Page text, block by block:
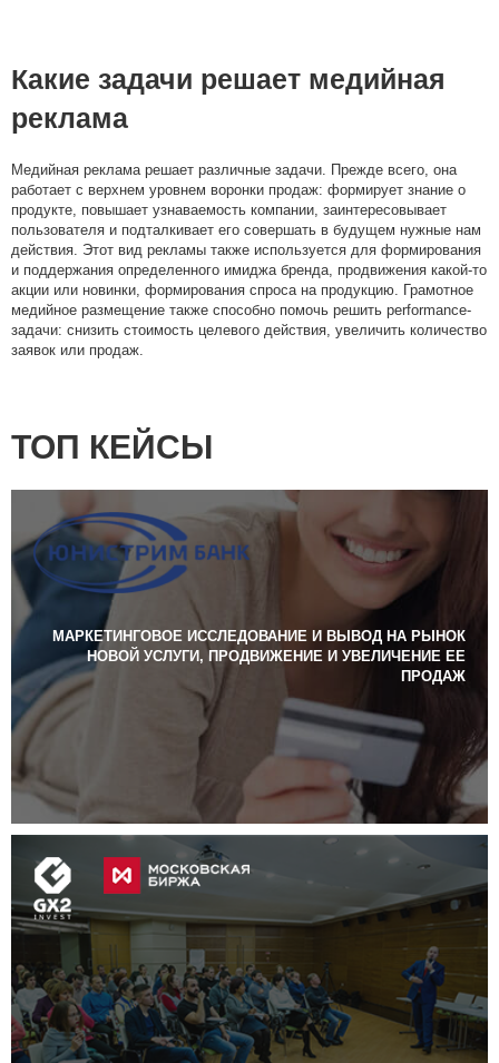
Брендформанс-маркетинг
OLV‑реклама
Какие задачи решает медийная
реклама
Медийная реклама решает различные задачи. Прежде всего, она
работает с верхнем уровнем воронки продаж: формирует знание о
продукте, повышает узнаваемость компании, заинтересовывает
пользователя и подталкивает его совершать в будущем нужные нам
действия. Этот вид рекламы также используется для формирования
и поддержания определенного имиджа бренда, продвижения какой-то
акции или новинки, формирования спроса на продукцию. Грамотное
медийное размещение также способно помочь решить performance-
задачи: снизить стоимость целевого действия, увеличить количество
заявок или продаж.
ТОП КЕЙСЫ
МАРКЕТИНГОВОЕ ИССЛЕДОВАНИЕ И ВЫВОД НА РЫНОК
НОВОЙ УСЛУГИ, ПРОДВИЖЕНИЕ И УВЕЛИЧЕНИЕ ЕЕ
ПРОДАЖ